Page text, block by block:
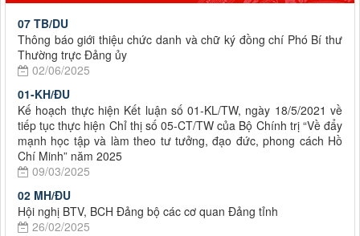
07 TB/DU
Thông báo giới thiệu chức danh và chữ ký đồng chí Phó Bí thư
Thường trực Đảng ủy
02/06/2025
01-KH/ĐU
Kế hoạch thực hiện Kết luận số 01-KL/TW, ngày 18/5/2021 về
tiếp tục thực hiện Chỉ thị số 05-CT/TW của Bộ Chính trị “Về đẩy
mạnh học tập và làm theo tư tưởng, đạo đức, phong cách Hồ
Chí Minh” năm 2025
09/03/2025
02 MH/ĐU
Hội nghị BTV, BCH Đảng bộ các cơ quan Đảng tỉnh
26/02/2025